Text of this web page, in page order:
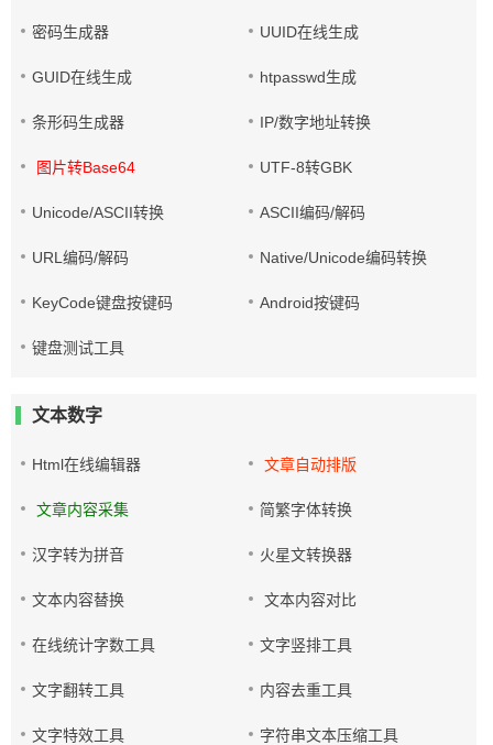
密码生成器 UUID在线生成
GUID在线生成 htpasswd生成
条形码生成器 IP/数字地址转换
图片转Base64 UTF-8转GBK
Unicode/ASCII转换 ASCII编码/解码
URL编码/解码 Native/Unicode编码转换
KeyCode键盘按键码 Android按键码
键盘测试工具
文本数字
Html在线编辑器 文章自动排版
文章内容采集 简繁字体转换
汉字转为拼音 火星文转换器
文本内容替换 文本内容对比
在线统计字数工具 文字竖排工具
文字翻转工具 内容去重工具
文字特效工具 字符串文本压缩工具